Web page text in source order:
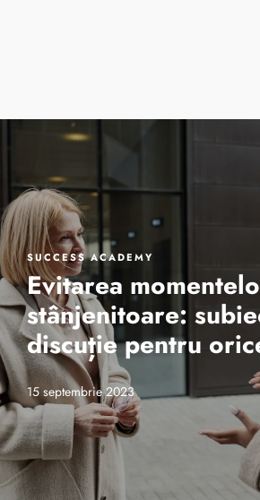
SUCCESS ACADEMY
Evitarea
stânjenitoare:
discuție pentru
15 septembrie 2023